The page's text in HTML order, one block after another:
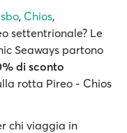
, Chios,
settentrionale? Le
Seaways partono
di sconto
rotta Pireo - Chios
chi viaggia in